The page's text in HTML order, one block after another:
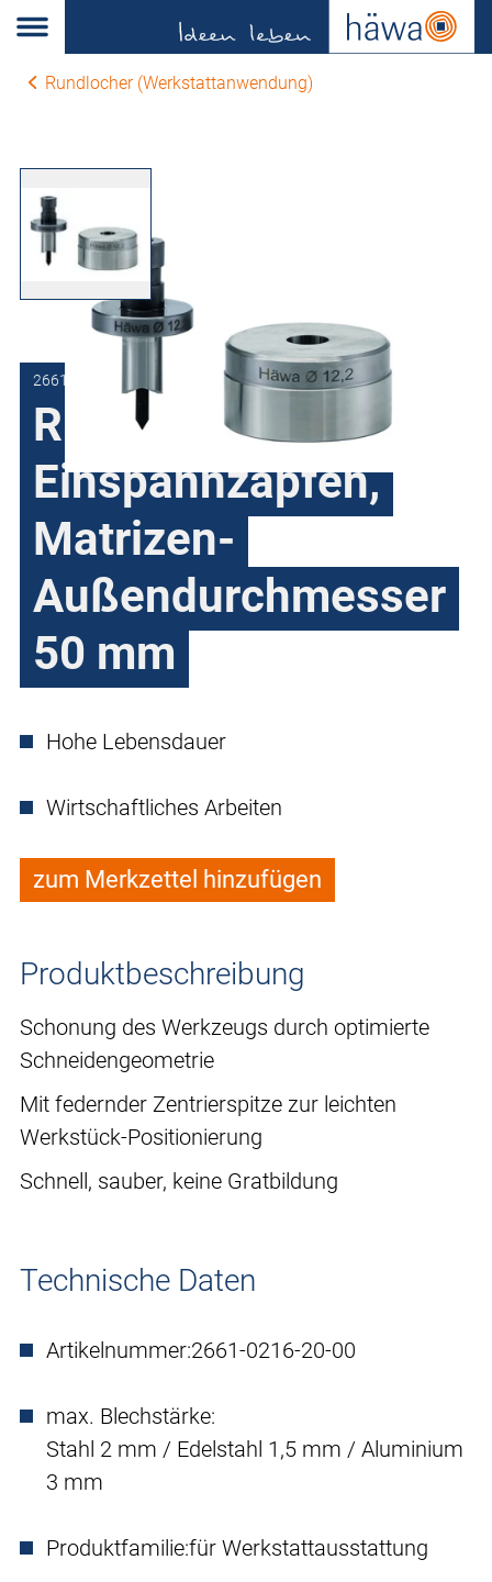
Rundlocher (Werkstattanwendung)
2661-0216-20-00
Rundlocher mit
Einspannzapfen,
Matrizen-
Außendurchmesser
50 mm
Hohe Lebensdauer
Wirtschaftliches Arbeiten
zum Merkzettel hinzufügen
Produktbeschreibung
Schonung des Werkzeugs durch optimierte
Schneidengeometrie
Mit federnder Zentrierspitze zur leichten
Werkstück-Positionierung
Schnell, sauber, keine Gratbildung
Technische Daten
Artikelnummer:2661-0216-20-00
max. Blechstärke:
Stahl 2 mm / Edelstahl 1,5 mm / Aluminium
3 mm
Produktfamilie:für Werkstattausstattung